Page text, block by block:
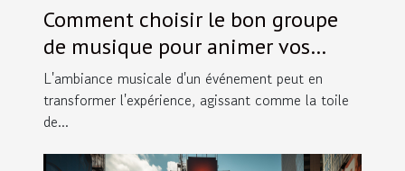
Comment choisir le bon groupe
de musique pour animer vos
événements spéciaux
L'ambiance musicale d'un événement peut en
transformer l'expérience, agissant comme la toile
de...